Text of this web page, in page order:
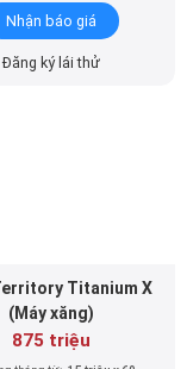
Nhận báo giá
Đăng ký lái thử
Titanium X
(Máy xăng)
875 triệu